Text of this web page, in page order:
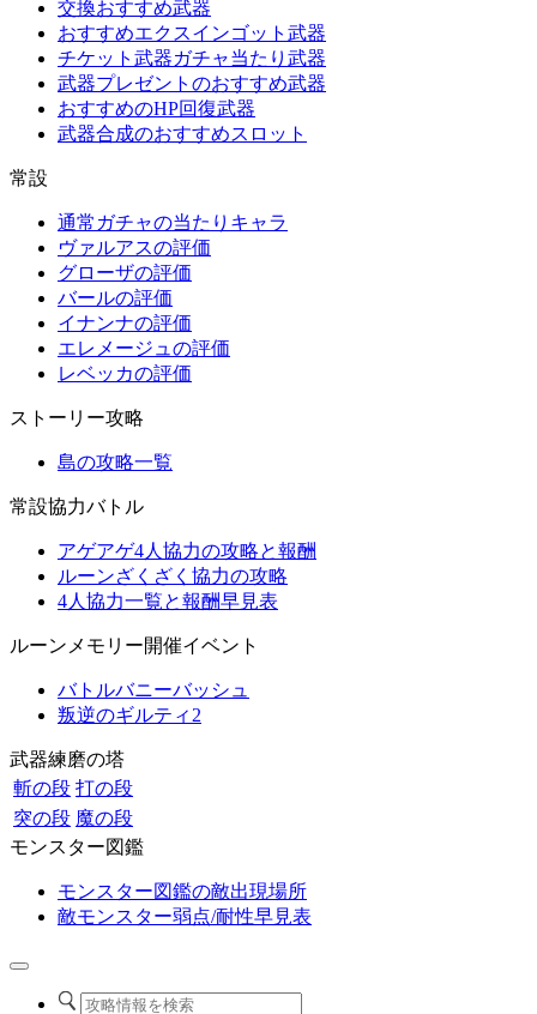
交換おすすめ武器
おすすめエクスインゴット武器
チケット武器ガチャ当たり武器
武器プレゼントのおすすめ武器
おすすめのHP回復武器
武器合成のおすすめスロット
常設
通常ガチャの当たりキャラ
ヴァルアスの評価
グローザの評価
バールの評価
イナンナの評価
エレメージュの評価
レベッカの評価
ストーリー攻略
島の攻略一覧
常設協力バトル
アゲアゲ4人協力の攻略と報酬
ルーンざくざく協力の攻略
4人協力一覧と報酬早見表
ルーンメモリー開催イベント
バトルバニーバッシュ
叛逆のギルティ2
武器練磨の塔
斬の段 打の段
突の段 魔の段
モンスター図鑑
モンスター図鑑の敵出現場所
敵モンスター弱点/耐性早見表